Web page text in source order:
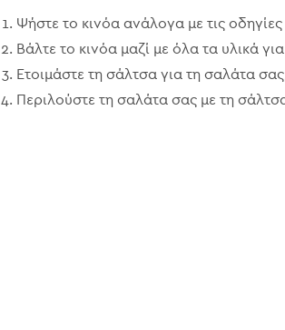
Ψήστε το κινόα ανάλογα με τις
Βάλτε το κινόα μαζί με όλα τα υλικά
Ετοιμάστε τη σάλτσα για τη σαλάτα
Περιλούστε τη σαλάτα σας με τη